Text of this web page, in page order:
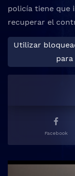
policía tiene que
recuperar el
Utilizar
Facebook